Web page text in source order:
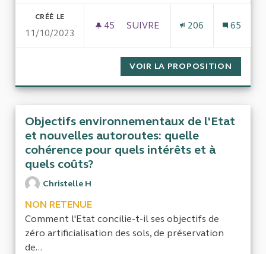
CRÉÉ LE
11/10/2023
45 45 ABONNÉS
SUIVRE
206 65
VOIR LA PROPOSITION
Objectifs environnementaux de l'Etat
et nouvelles autoroutes: quelle
cohérence pour quels intérêts et à
quels coûts?
Christelle H
NON RETENUE
Comment l'Etat concilie-t-il ses objectifs de
zéro artificialisation des sols, de préservation
de...